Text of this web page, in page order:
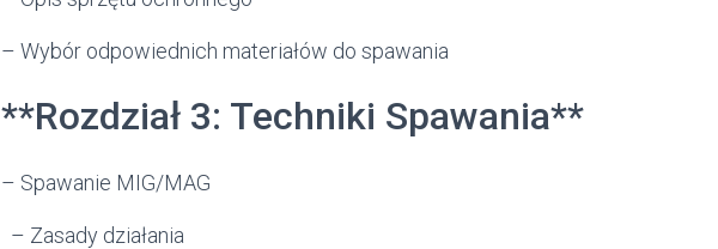
– Wybór odpowiednich materiałów do spawania
**Rozdział 3: Techniki Spawania**
– Spawanie MIG/MAG
– Zasady działania